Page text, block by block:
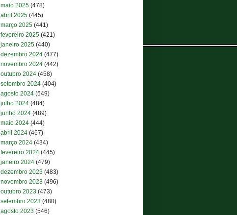
maio 2025 (478)
abril 2025 (445)
março 2025 (441)
fevereiro 2025 (421)
janeiro 2025 (440)
dezembro 2024 (477)
novembro 2024 (442)
outubro 2024 (458)
setembro 2024 (404)
agosto 2024 (549)
julho 2024 (484)
junho 2024 (489)
maio 2024 (444)
abril 2024 (467)
março 2024 (434)
fevereiro 2024 (445)
janeiro 2024 (479)
dezembro 2023 (483)
novembro 2023 (496)
outubro 2023 (473)
setembro 2023 (480)
agosto 2023 (546)